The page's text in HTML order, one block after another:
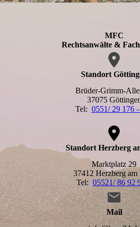
MFC
Rechtsanwälte &
Standort
Brüder-Grimm-
37075
Tel: 0551/ 29 176
Standort Herzberg
Marktplatz 29
37412 Herzberg am
Tel: 05521/ 86 92
Mail